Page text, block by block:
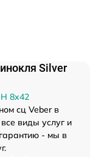
Silver
8x42
сц Veber в
виды услуг и
- мы в